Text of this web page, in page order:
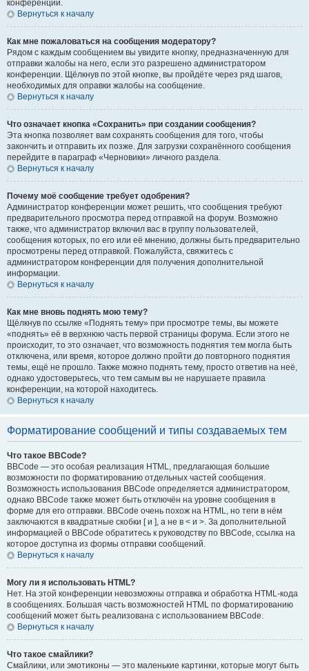
конференции.
Вернуться к началу
Как мне пожаловаться на сообщения модератору?
Рядом с каждым сообщением вы увидите кнопку, предназначенную для
отправки жалобы на него, если это разрешено администратором
конференции. Щёлкнув по этой кнопке, вы пройдёте через ряд шагов,
необходимых для оправки жалобы на сообщение.
Вернуться к началу
Что означает кнопка «Сохранить» при создании сообщения?
Эта кнопка позволяет вам сохранять сообщения для того, чтобы
закончить и отправить их позже. Для загрузки сохранённого сообщения
перейдите в параграф «Черновики» личного раздела.
Вернуться к началу
Почему моё сообщение требует одобрения?
Администратор конференции может решить, что сообщения требуют
предварительного просмотра перед отправкой на форум. Возможно
также, что администратор включил вас в группу пользователей,
сообщения которых, по его или её мнению, должны быть предварительно
просмотрены перед отправкой. Пожалуйста, свяжитесь с
администратором конференции для получения дополнительной
информации.
Вернуться к началу
Как мне вновь поднять мою тему?
Щёлкнув по ссылке «Поднять тему» при просмотре темы, вы можете
«поднять» её в верхнюю часть первой страницы форума. Если этого не
происходит, то это означает, что возможность поднятия тем могла быть
отключена, или время, которое должно пройти до повторного поднятия
темы, ещё не прошло. Также можно поднять тему, просто ответив на неё,
однако удостоверьтесь, что тем самым вы не нарушаете правила
конференции, на которой находитесь.
Вернуться к началу
Форматирование сообщений и типы создаваемых тем
Что такое BBCode?
BBCode — это особая реализация HTML, предлагающая большие
возможности по форматированию отдельных частей сообщения.
Возможность использования BBCode определяется администратором,
однако BBCode также может быть отключён на уровне сообщения в
форме для его отправки. BBCode очень похож на HTML, но теги в нём
заключаются в квадратные скобки [ и ], а не в < и >. За дополнительной
информацией о BBCode обратитесь к руководству по BBCode, ссылка на
которое доступна из формы отправки сообщений.
Вернуться к началу
Могу ли я использовать HTML?
Нет. На этой конференции невозможны отправка и обработка HTML-кода
в сообщениях. Большая часть возможностей HTML по форматированию
сообщений может быть реализована с использованием BBCode.
Вернуться к началу
Что такое смайлики?
Смайлики, или эмотиконы — это маленькие картинки, которые могут быть